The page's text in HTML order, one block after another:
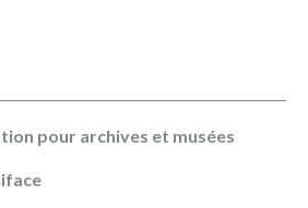
pour archives et musées